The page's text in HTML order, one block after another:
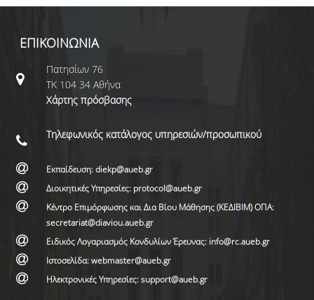
ΕΠΙΚΟΙΝΩΝΙΑ
Πατησίων 76
ΤΚ 104 34 Αθήνα
Χάρτης πρόσβασης
Τηλεφωνικός κατάλογος υπηρεσιών/προσωπικού
Εκπαίδευση: diekp@aueb.gr
Διοικητικές Υπηρεσίες: protocol@aueb.gr
Κέντρο Επιμόρφωσης και Δια Βίου Μάθησης (ΚΕΔΙΒΙΜ) ΟΠΑ:
secretariat@diaviou.aueb.gr
Ειδικός Λογαριασμός Κονδυλίων Έρευνας: info@rc.aueb.gr
Ιστοσελίδα: webmaster@aueb.gr
Ηλεκτρονικές Υπηρεσίες: support@aueb.gr